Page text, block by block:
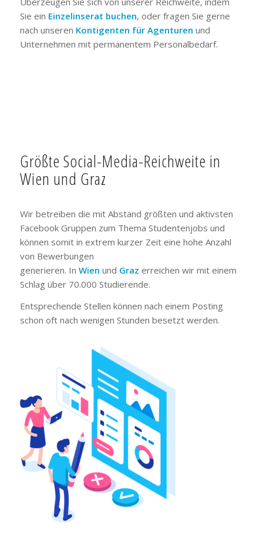
Sie ein Einzelinserat buchen, oder fragen Sie gerne
nach unseren Kontigenten für Agenturen und
Unternehmen mit permanentem Personalbedarf.
Größte Social-Media-Reichweite in
Wien und Graz
Wir betreiben die mit Abstand größten und aktivsten
Facebook Gruppen zum Thema Studentenjobs und
können somit in extrem kurzer Zeit eine hohe Anzahl
von Bewerbungen
generieren. In Wien und Graz erreichen wir mit einem
Schlag über 70.000 Studierende.
Entsprechende Stellen können nach einem Posting
schon oft nach wenigen Stunden besetzt werden.